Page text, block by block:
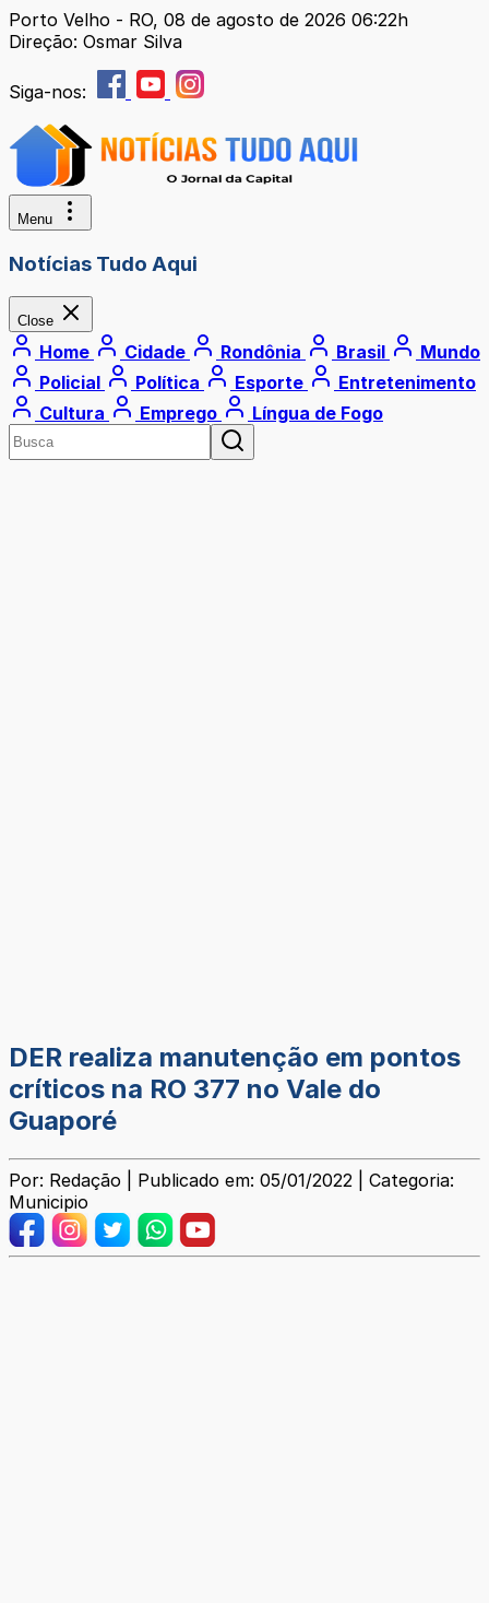
Porto Velho - RO, 08 de agosto de 2026 06:22h
Direção: Osmar Silva
Siga-nos:
Menu
Notícias Tudo Aqui
Close
Home Cidade Rondônia Brasil
Mundo
Policial
Política Esporte
Entretenimento
Cultura
Emprego Língua de Fogo
DER realiza manutenção em pontos
críticos na RO 377 no Vale do
Guaporé
Por: Redação | Publicado em: 05/01/2022 | Categoria:
Municipio